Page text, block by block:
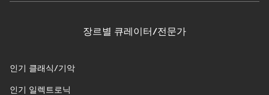
장르별 큐레이터/전문가
인기 클래식/기악
인기 일렉트로닉